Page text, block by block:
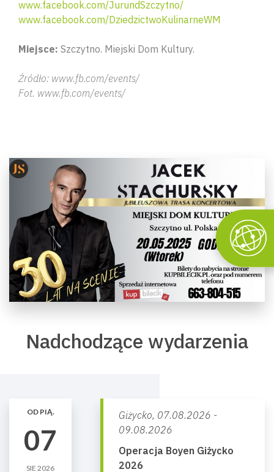
www.facebook.com/JurundSzczytno/
www.facebook.com/DziedzictwoKulinarneWM
Miejsce: Szczytno. Miejski Dom Kultury.
Źródło: www.fb.com/events/
Fot. www.fb.com/events/
Nadchodzące wydarzenia
OD PIĄ.
07
SIE 2026
Giżycko, 07.08.2026 -
09.08.2026
Operacja Boyen Giżycko
2026